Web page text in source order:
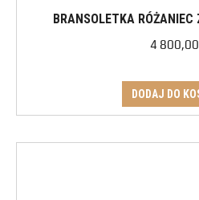
BRANSOLETKA
4 800,00
DODAJ DO